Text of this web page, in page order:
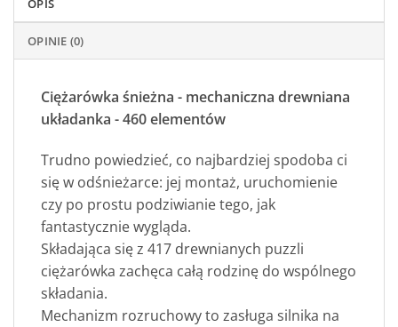
OPIS
OPINIE (0)
Ciężarówka śnieżna - mechaniczna drewniana
układanka - 460 elementów
Trudno powiedzieć, co najbardziej spodoba ci
się w odśnieżarce: jej montaż, uruchomienie
czy po prostu podziwianie tego, jak
fantastycznie wygląda.
Składająca się z 417 drewnianych puzzli
ciężarówka zachęca całą rodzinę do wspólnego
składania.
Mechanizm rozruchowy to zasługa silnika na